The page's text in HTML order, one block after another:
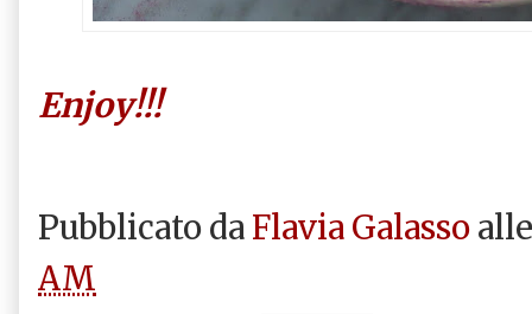
Enjoy!!!
Pubblicato da Flavia Galasso
AM